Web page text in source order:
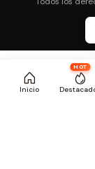
Inicio
HOT